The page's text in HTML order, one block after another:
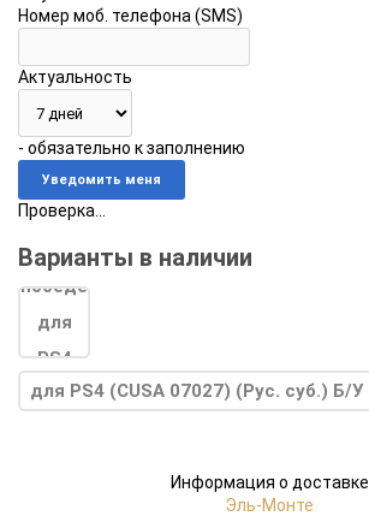
Номер моб. телефона (SMS)
Актуальность
- обязательно к заполнению
Проверка...
Варианты в наличии
для PS4 (CUSA 07027) (Рус. суб.) Б/У
Информация о доставке
Эль-Монте